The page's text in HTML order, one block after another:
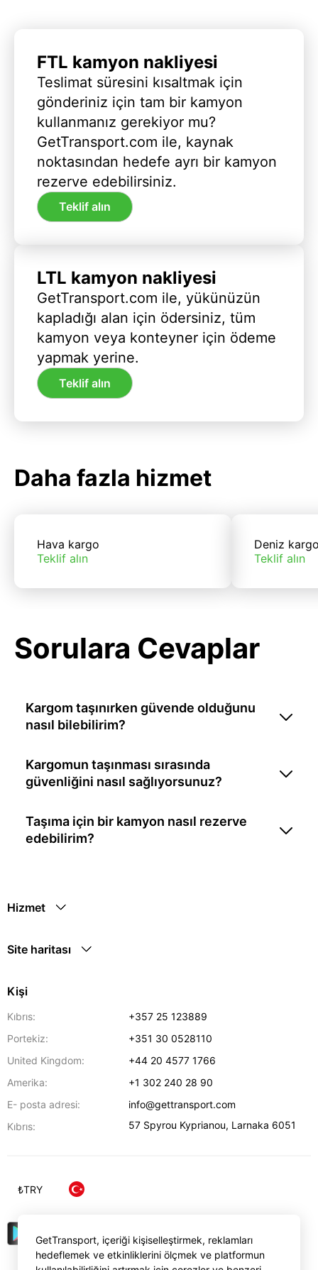
FTL kamyon nakliyesi
Teslimat süresini kısaltmak için
gönderiniz için tam bir kamyon
kullanmanız gerekiyor mu?
GetTransport.com ile, kaynak
noktasından hedefe ayrı bir kamyon
rezerve edebilirsiniz.
Teklif alın
LTL kamyon nakliyesi
GetTransport.com ile, yükünüzün
kapladığı alan için ödersiniz, tüm
kamyon veya konteyner için ödeme
yapmak yerine.
Teklif alın
Daha fazla hizmet
Hava kargo
Teklif alın
Deniz
Teklif alın
Sorulara Cevaplar
Kargom taşınırken güvende olduğunu
nasıl bilebilirim?
Kargomun taşınması sırasında
güvenliğini nasıl sağlıyorsunuz?
Taşıma için bir kamyon nasıl rezerve
edebilirim?
Hizmet
Site haritası
Kişi
Kıbrıs:
+357 25 123889
Portekiz:
+351 30 0528110
United Kingdom:
+44 20 4577 1766
Amerika:
+1 302 240 28 90
E- posta adresi:
info@gettransport.com
Kıbrıs:
57 Spyrou Kyprianou, Larnaka 6051
₺TRY
GetTransport, içeriği kişiselleştirmek, reklamları
hedeflemek ve etkinliklerini ölçmek ve platformun